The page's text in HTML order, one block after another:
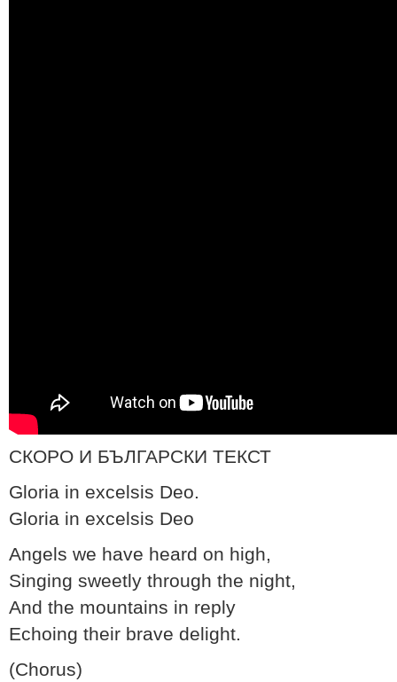
СКОРО И БЪЛГАРСКИ ТЕКСТ
Gloria in excelsis Deo.
Gloria in excelsis Deo
Angels we have heard on high,
Singing sweetly through the night,
And the mountains in reply
Echoing their brave delight.
(Chorus)